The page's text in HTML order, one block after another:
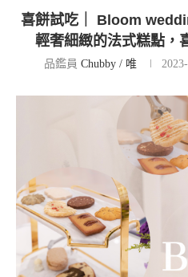
喜餅試吃｜ Bloom
輕奢細緻的法式糕點，
品鑑員 Chubby / 唯